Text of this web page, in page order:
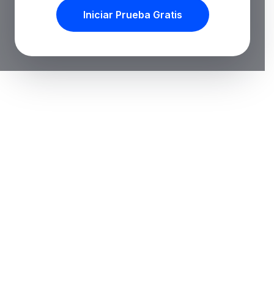
Iniciar Prueba Gratis